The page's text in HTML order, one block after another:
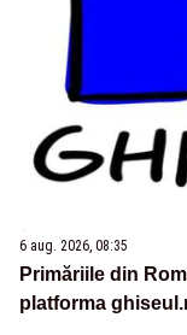
6 aug. 2026, 08:35
Primăriile din
platforma